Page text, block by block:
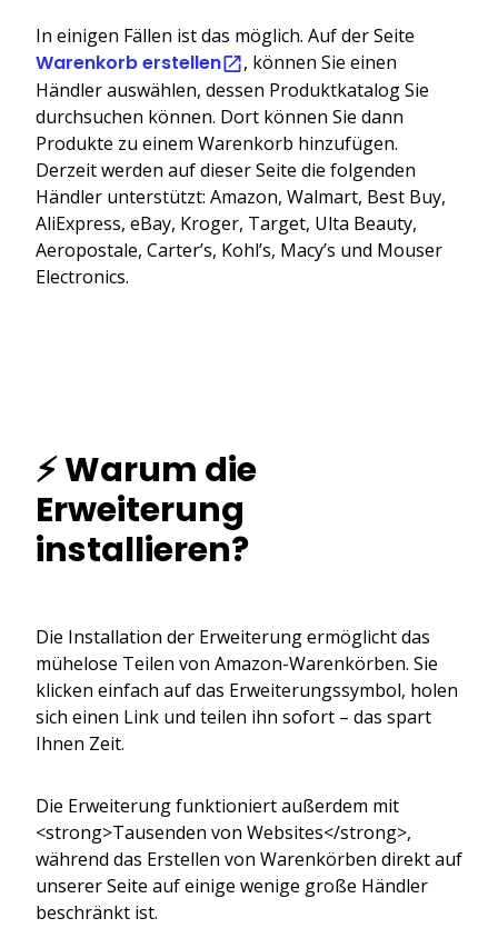
In einigen Fällen ist das möglich. Auf der Seite
Warenkorb erstellen
, können Sie einen
Händler auswählen, dessen Produktkatalog Sie
durchsuchen können. Dort können Sie dann
Produkte zu einem Warenkorb hinzufügen.
Derzeit werden auf dieser Seite die folgenden
Händler unterstützt: Amazon, Walmart, Best Buy,
AliExpress, eBay, Kroger, Target, Ulta Beauty,
Aeropostale, Carter’s, Kohl’s, Macy’s und Mouser
Electronics.
⚡ Warum die
Erweiterung
installieren?
Die Installation der Erweiterung ermöglicht das
mühelose Teilen von Amazon-Warenkörben. Sie
klicken einfach auf das Erweiterungssymbol, holen
sich einen Link und teilen ihn sofort – das spart
Ihnen Zeit.
Die Erweiterung funktioniert außerdem mit
<strong>Tausenden von Websites</strong>,
während das Erstellen von Warenkörben direkt auf
unserer Seite auf einige wenige große Händler
beschränkt ist.